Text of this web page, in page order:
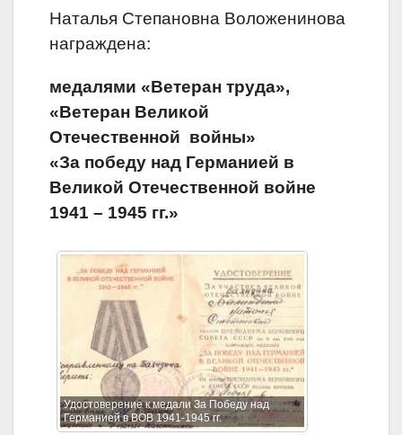
Наталья Степановна Воложенинова
награждена:
медалями «Ветеран труда»,
«Ветеран Великой
Отечественной войны»
«За победу над Германией в
Великой Отечественной войне
1941 – 1945 гг.»
Удостоверение к медали За Победу над
Германией в ВОВ 1941-1945 гг.